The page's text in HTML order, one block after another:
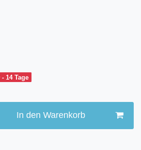
14 Tage
In den Warenkorb